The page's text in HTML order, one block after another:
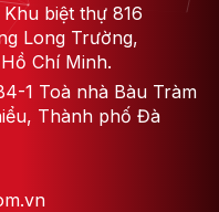
biệt thự 816
Long Trường,
Chí Minh.
1 Toà nhà Bàu Tràm
Thành phố Đà